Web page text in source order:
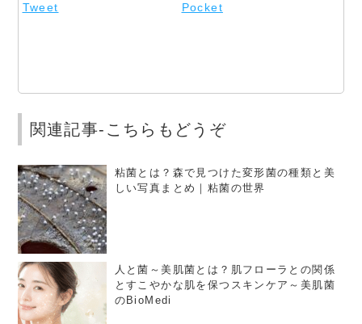
Tweet Pocket
関連記事-こちらもどうぞ
粘菌とは？森で見つけた変形菌の種類と美
しい写真まとめ｜粘菌の世界
人と菌～美肌菌とは？肌フローラとの関係
とすこやかな肌を保つスキンケア～美肌菌
のBioMedi